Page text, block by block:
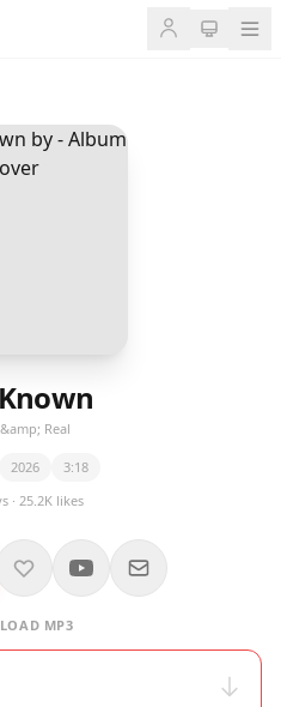
Real
2026
3:18
· 25.2K likes
MP3